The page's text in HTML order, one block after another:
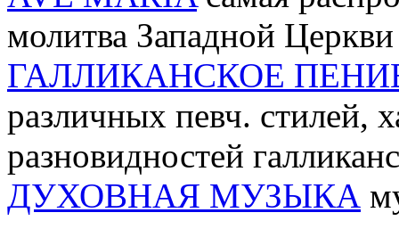
молитва Западной Церкви
ГАЛЛИКАНСКОЕ
различных певч. стилей,
разновидностей
ДУХОВНАЯ МУЗЫКА